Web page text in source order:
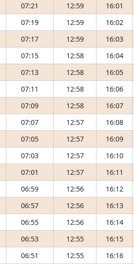
07:21 12:59
16:01
07:19 12:59
16:02
07:17 12:59
16:03
07:15 12:58
16:04
07:13 12:58
16:05
07:11 12:58
16:06
07:09 12:58
16:07
07:07 12:57
16:08
07:05 12:57
16:09
07:03 12:57
16:10
07:01 12:57
16:11
06:59 12:56
16:12
06:57 12:56
16:13
06:55 12:56
16:14
06:53 12:55
16:15
06:51 12:55
16:16